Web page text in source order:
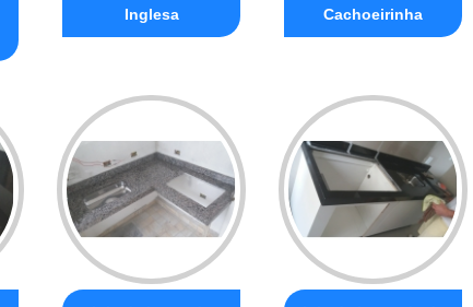
Inglesa
Cachoeirinha